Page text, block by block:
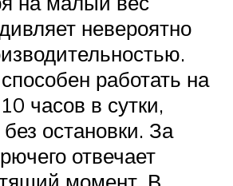
невероятно
работать на
часов в сутки,
остановки. За
отвечает